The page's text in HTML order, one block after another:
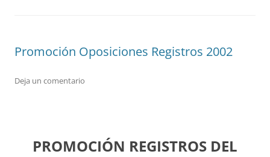
Promoción Oposiciones Registros 2002
Deja un comentario
PROMOCIÓN REGISTROS DEL